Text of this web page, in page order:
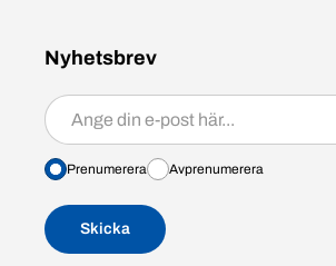
Nyhetsbrev
Prenumerera/avprenumerera
Prenumerera Avprenumerera
Skicka